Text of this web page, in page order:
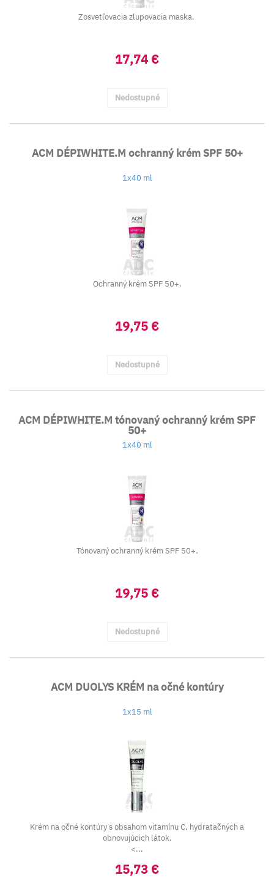
Zosvetľovacia zlupovacia maska.
17,74 €
Nedostupné
ACM DÉPIWHITE.M ochranný krém SPF 50+
1x40 ml
Ochranný krém SPF 50+.
19,75 €
Nedostupné
ACM DÉPIWHITE.M tónovaný ochranný krém SPF
50+
1x40 ml
Tónovaný ochranný krém SPF 50+.
19,75 €
Nedostupné
ACM DUOLYS KRÉM na očné kontúry
1x15 ml
Krém na očné kontúry s obsahom vitamínu C, hydratačných a
obnovujúcich látok.
<...
15,73 €